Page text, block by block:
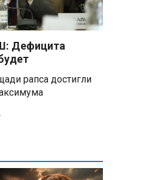
Дефицита
рапса достигли